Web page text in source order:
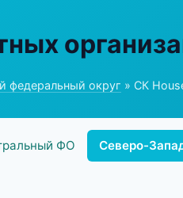
федеральный округ » СК
ФО Северо-